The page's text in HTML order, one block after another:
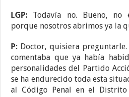
LGP: Todavía no. Bueno, no
porque nosotros abrimos ya la
P: Doctor, quisiera
comentaba que ya había
personalidades del Partido
se ha endurecido toda esta
al Código Penal en el Distrito